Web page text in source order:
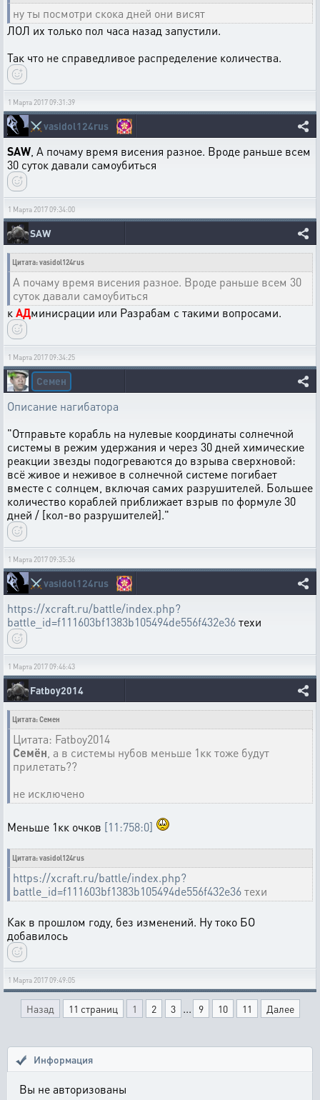
ну ты посмотри скока дней они висят
ЛОЛ их только пол часа назад запустили.
Так что не справедливое распределение количества.
1 Марта 2017 09:31:39
⚔️vasidol124rus
SAW , А почаму время висения разное. Вроде раньше всем
30 суток давали самоубиться
1 Марта 2017 09:34:00
SAW
Цитата: vasidol124rus
А почаму время висения разное. Вроде раньше всем 30
суток давали самоубиться
кАДминисрации или Разрабам с такими вопросами.
1 Марта 2017 09:34:25
Семен
Описание нагибатора
"Отправьте корабль на нулевые координаты солнечной
системы в режим удержания и через 30 дней химические
реакции звезды подогреваются до взрыва сверхновой:
всё живое и неживое в солнечной системе погибает
вместе с солнцем, включая самих разрушителей. Большее
количество кораблей приближает взрыв по формуле 30
дней / [кол-во разрушителей]."
1 Марта 2017 09:35:36
⚔️vasidol124rus
https://xcraft.ru/battle/index.php?
battle_id=f111603bf1383b105494de556f432e36техи
1 Марта 2017 09:46:43
Fatboy2014
Цитата: Семен
Цитата: Fatboy2014
Семён , а в системы нубов меньше 1кк тоже будут
прилетать??
не исключено
Меньше 1кк очков [11:758:0]
Цитата: vasidol124rus
https://xcraft.ru/battle/index.php?
battle_id=f111603bf1383b105494de556f432e36техи
Как в прошлом году, без изменений. Ну токо БО
добавилось
1 Марта 2017 09:49:05
Назад 11 страниц 1 2 3 ... 9 10 11 Далее
Информация
Вы не авторизованы